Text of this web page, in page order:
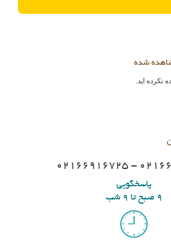
شده
نکرده اید.
02166916725 -
پاسخگویی
9 صبح تا 9 شب